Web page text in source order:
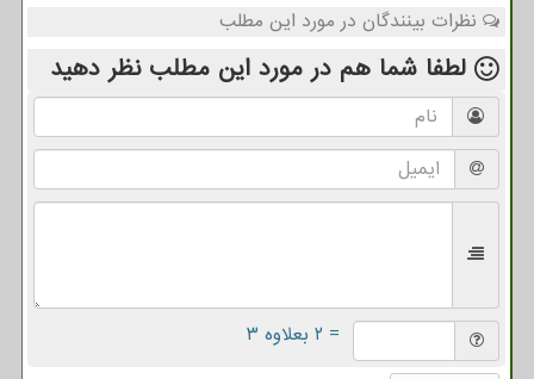
نظرات بینندگان در مورد این مطلب
لطفا شما هم در مورد این مطلب نظر دهید
= ۲ بعلاوه ۳